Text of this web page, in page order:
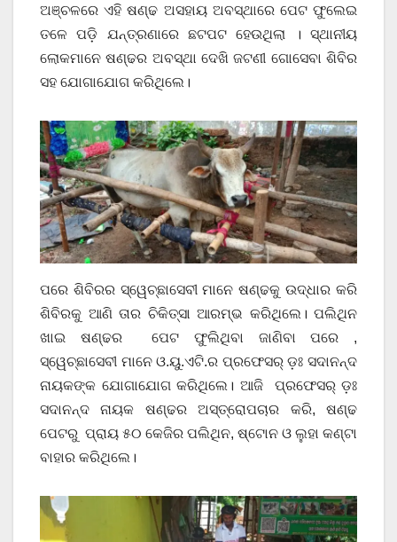
ଅଞ୍ଚଳରେ ଏହି ଷଣ୍ଢ ଅସହାୟ ଅବସ୍ଥାରେ ପେଟ ଫୁଲେଇ
ତଳେ ପଡ଼ି ଯନ୍ତ୍ରଣାରେ ଛଟପଟ ହେଉଥିଲା । ସ୍ଥାନୀୟ
ଲୋକମାନେ ଷଣ୍ଢର ଅବସ୍ଥା ଦେଖି ଜଟଣୀ ଗୋସେବା ଶିବିର
ସହ ଯୋଗାଯୋଗ କରିଥିଲେ।
ପରେ ଶିବିରର ସ୍ୱେଚ୍ଛାସେବୀ ମାନେ ଷଣ୍ଢକୁ ଉଦ୍ଧାର କରି
ଶିବିରକୁ ଆଣି ତାର ଚିକିତ୍ସା ଆରମ୍ଭ କରିଥିଲେ। ପଲିଥିନ
ଖାଇ ଷଣ୍ଢର ପେଟ ଫୁଲିଥିବା ଜାଣିବା ପରେ ,
ସ୍ୱେଚ୍ଛାସେବୀ ମାନେ ଓ.ୟୁ.ଏଟି.ର ପ୍ରଫେସର୍‌ ଡ଼ଃ ସଦାନନ୍ଦ
ନାୟକଙ୍କ ଯୋଗାଯୋଗ କରିଥିଲେ। ଆଜି ପ୍ରଫେସର୍‌ ଡ଼ଃ
ସଦାନନ୍ଦ ନାୟକ ଷଣ୍ଢର ଅସ୍ତ୍ରୋପଚାର କରି, ଷଣ୍ଢ
ପେଟରୁ ପ୍ରାୟ ୫୦ କେଜିର ପଲିଥିନ, ଷ୍ଟୋନ ଓ ଲୁହା କଣ୍ଟା
ବାହାର କରିଥିଲେ।